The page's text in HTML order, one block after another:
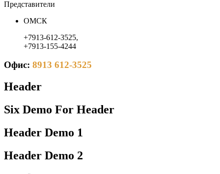
Представители
ОМСК
+7913-612-3525,
+7913-155-4244
Офис: 8913 612-3525
Header
Six Demo For Header
Header Demo 1
Header Demo 2